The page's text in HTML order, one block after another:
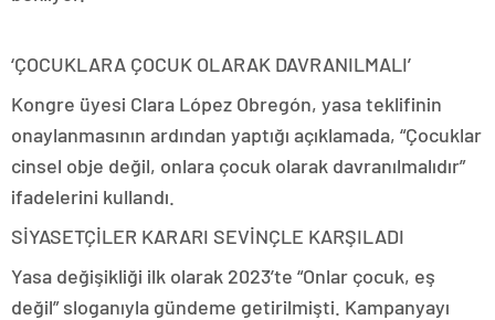
‘ÇOCUKLARA ÇOCUK OLARAK DAVRANILMALI’
Kongre üyesi Clara López Obregón, yasa teklifinin
onaylanmasının ardından yaptığı açıklamada, “Çocuklar
cinsel obje değil, onlara çocuk olarak davranılmalıdır”
ifadelerini kullandı.
SİYASETÇİLER KARARI SEVİNÇLE KARŞILADI
Yasa değişikliği ilk olarak 2023’te “Onlar çocuk, eş
değil” sloganıyla gündeme getirilmişti. Kampanyayı